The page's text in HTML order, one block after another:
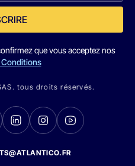
que vous acceptez nos
tous droits réservés.